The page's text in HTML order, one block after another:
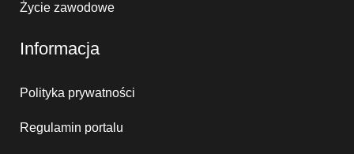
Życie zawodowe
Informacja
Polityka prywatności
Regulamin portalu